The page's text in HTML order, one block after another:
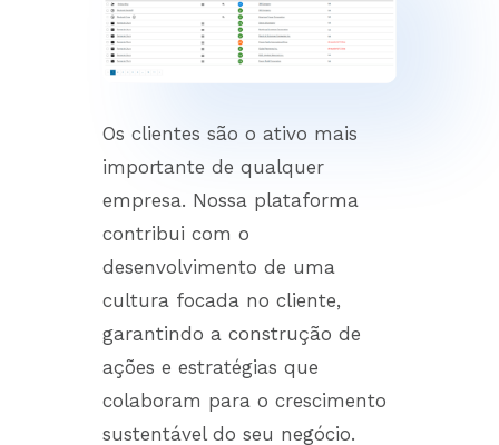
Os clientes são o ativo mais
importante de qualquer
empresa. Nossa plataforma
contribui com o
desenvolvimento de uma
cultura focada no cliente,
garantindo a construção de
ações e estratégias que
colaboram para o crescimento
sustentável do seu negócio.